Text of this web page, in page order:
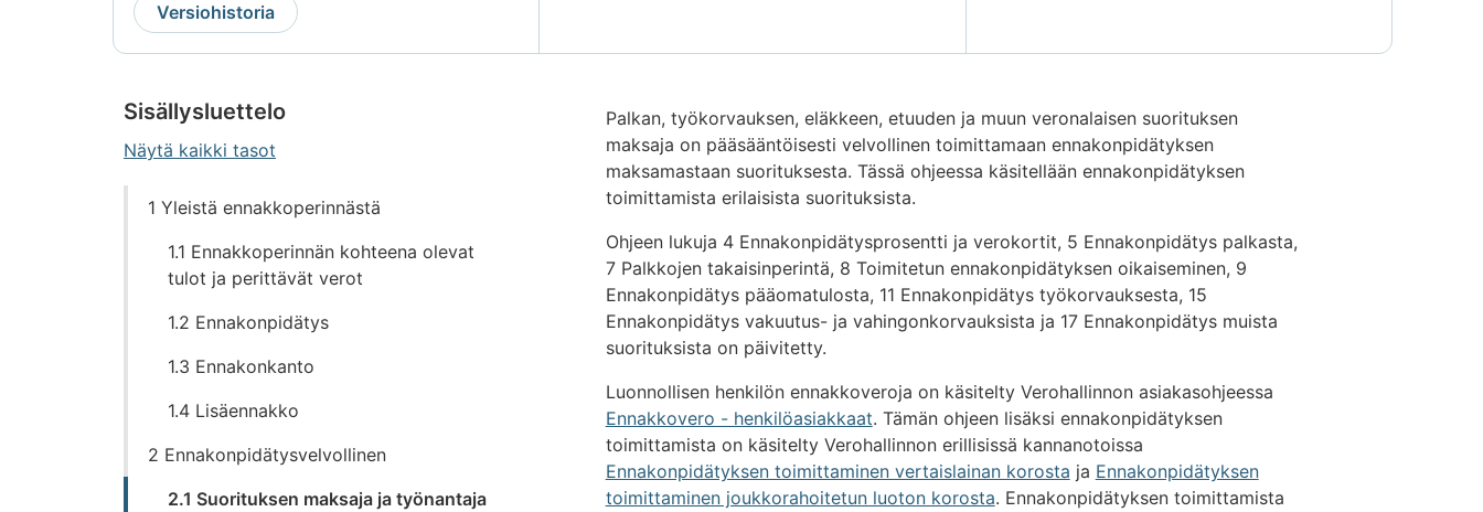
Versiohistoria
Sisällysluettelo
Näytä kaikki tasot
Siirry
sisältöön
1 Yleistä ennakkoperinnästä
1.1 Ennakkoperinnän kohteena olevat
tulot ja perittävät verot
1.2 Ennakonpidätys
1.3 Ennakonkanto
1.4 Lisäennakko
2 Ennakonpidätysvelvollinen
2.1 Suorituksen maksaja ja työnantaja
Palkan, työkorvauksen, eläkkeen, etuuden ja muun veronalaisen suorituksen
maksaja on pääsääntöisesti velvollinen toimittamaan ennakonpidätyksen
maksamastaan suorituksesta. Tässä ohjeessa käsitellään ennakonpidätyksen
toimittamista erilaisista suorituksista.
Ohjeen lukuja 4 Ennakonpidätysprosentti ja verokortit, 5 Ennakonpidätys palkasta,
7 Palkkojen takaisinperintä, 8 Toimitetun ennakonpidätyksen oikaiseminen, 9
Ennakonpidätys pääomatulosta, 11 Ennakonpidätys työkorvauksesta, 15
Ennakonpidätys vakuutus- ja vahingonkorvauksista ja 17 Ennakonpidätys muista
suorituksista on päivitetty.
Luonnollisen henkilön ennakkoveroja on käsitelty Verohallinnon asiakasohjeessa
Ennakkovero - henkilöasiakkaat. Tämän ohjeen lisäksi ennakonpidätyksen
toimittamista on käsitelty Verohallinnon erillisissä kannanotoissa
Ennakonpidätyksen toimittaminen vertaislainan korosta ja Ennakonpidätyksen
toimittaminen joukkorahoitetun luoton korosta. Ennakonpidätyksen toimittamista